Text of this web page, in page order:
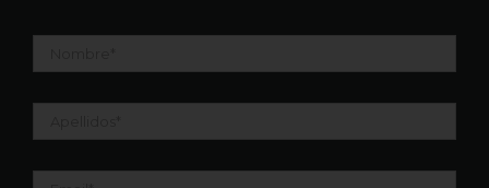
Nombre *
Apellidos *
Email *